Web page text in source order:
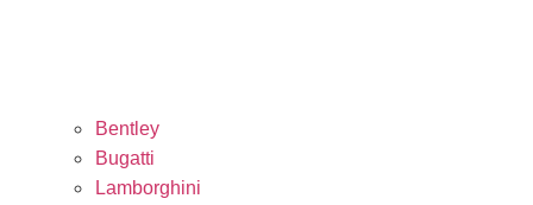
Bentley
Bugatti
Lamborghini